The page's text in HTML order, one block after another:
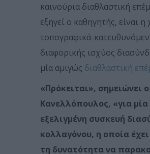
καινούρια διαθλαστική
εξηγεί ο καθηγητής, είναι
τοπογραφικά-
διαφορικής ισχύος
μία αμιγώς διαθλαστική
«Πρόκειται», σημειώνει
Κανελλόπουλος, «για μία
εξελιγμένη συσκευή
κολλαγόνου, η οποία
τη δυνατότητα να